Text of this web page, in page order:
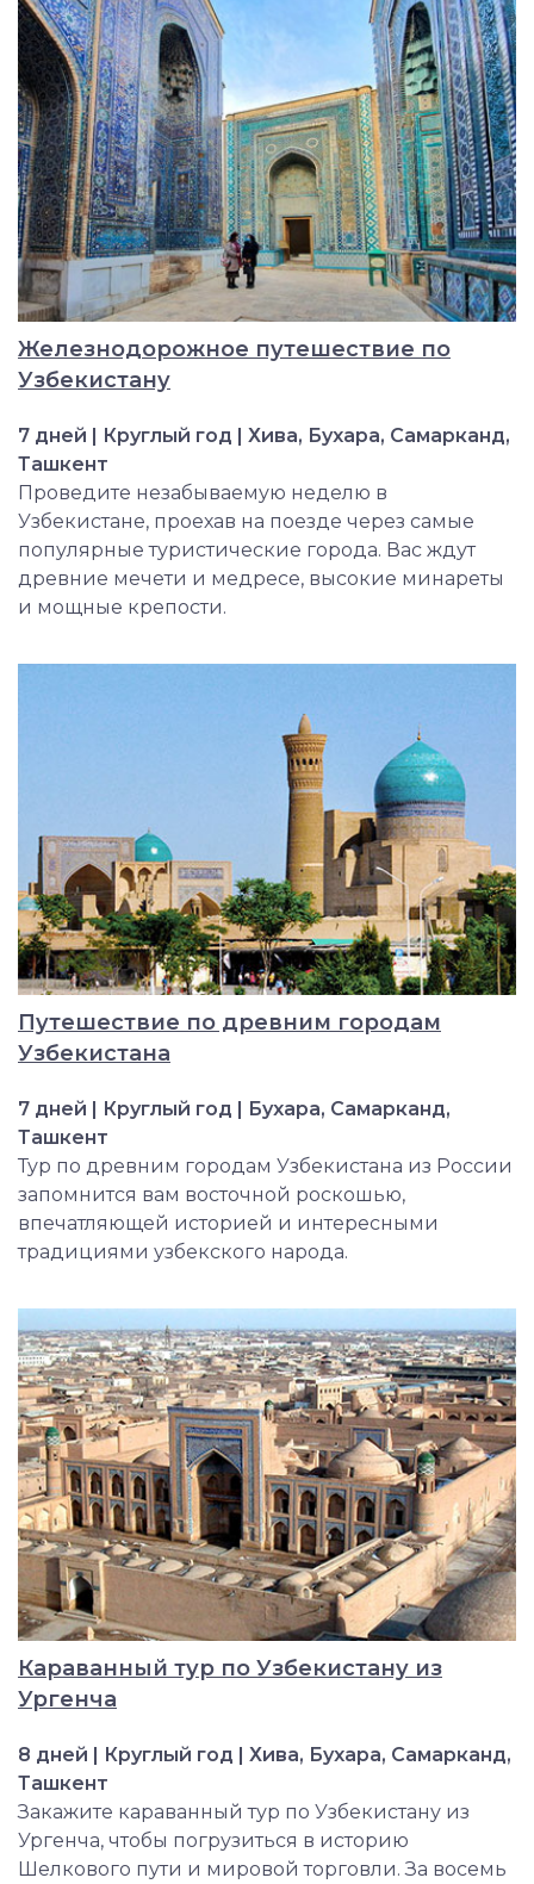
Железнодорожное путешествие по
Узбекистану
7 дней | Круглый год | Хива, Бухара, Самарканд,
Ташкент
Проведите незабываемую неделю в
Узбекистане, проехав на поезде через самые
популярные туристические города. Вас ждут
древние мечети и медресе, высокие минареты
и мощные крепости.
Путешествие по древним городам
Узбекистана
7 дней | Круглый год | Бухара, Самарканд,
Ташкент
Тур по древним городам Узбекистана из России
запомнится вам восточной роскошью,
впечатляющей историей и интересными
традициями узбекского народа.
Караванный тур по Узбекистану из
Ургенча
8 дней | Круглый год | Хива, Бухара, Самарканд,
Ташкент
Закажите караванный тур по Узбекистану из
Ургенча, чтобы погрузиться в историю
Шелкового пути и мировой торговли. За восемь